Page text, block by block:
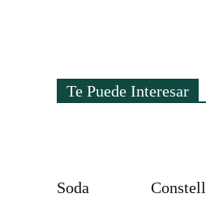
Te Puede Interesar
Soda
Constell